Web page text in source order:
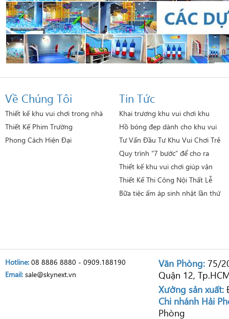
Về Chúng Tôi
Thiết kế khu vui chơi trong nhà
Thiết Kế Phim Trường
Phong Cách Hiện Đại
Tin Tức
Khai trương khu vui chơi khu
vườn hạnh phúc gò vấp
Hồ bóng đẹp dành cho khu vui
chơi
Tư Vấn Đầu Tư Khu Vui Chơi Trẻ
Em Lợi Nhuận Cao
Quy trình “7 bước” để cho ra
một Hồ sơ thiết kế
Thiết kế khu vui chơi giúp vận
hành hiệu quả
Thiết Kế Thi Công Nội Thất Lễ
Hội Đồ Chơi Đức
Bữa tiệc ấm áp sinh nhật lần thứ
Văn Phòng: 75/
Quận 12,
Xưởng sản xuất:
Chi nhánh Hải
Phòng
Hotline: 08 8886 8880 - 0909.188190
Email: sale@skynext.vn